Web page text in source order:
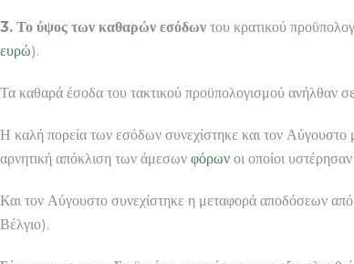
3. Το ύψος των καθαρών εσόδων του κρατικού
ευρώ).
Τα καθαρά έσοδα του τακτικού προϋπολογισμού ανήλθαν
Η καλή πορεία των εσόδων συνεχίστηκε και τον Αύγουστο
αρνητική απόκλιση των άμεσων φόρων οι οποίοι
Και τον Αύγουστο συνεχίστηκε η μεταφορά αποδόσεων
Βέλγιο).